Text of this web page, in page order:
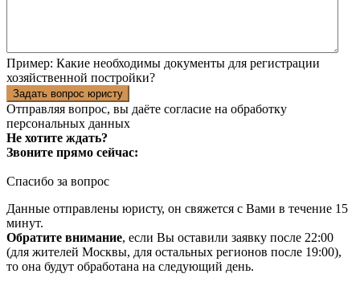
Пример: Какие необходимы документы для регистрации
хозяйственной постройки?
Задать вопрос юристу
Отправляя вопрос, вы даёте согласие на обработку
персональных данных
Не хотите ждать?
Звоните прямо сейчас:
Спасибо за вопрос
Данные отправлены юристу, он свяжется с Вами в течение 15
минут.
Обратите внимание, если Вы оставили заявку после 22:00
(для жителей Москвы, для остальных регионов после 19:00),
то она будут обработана на следующий день.